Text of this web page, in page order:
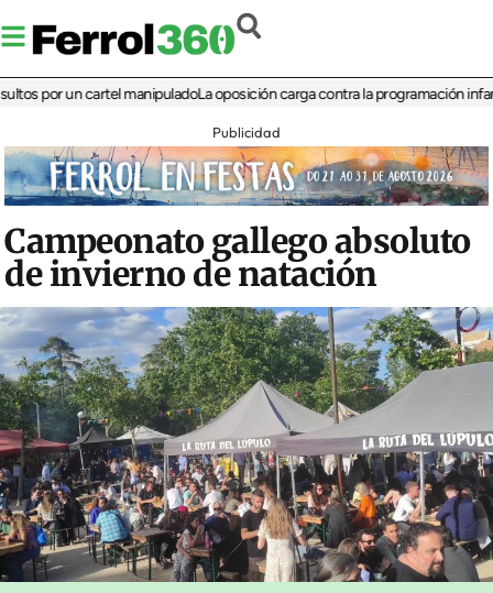
un cartel manipuladoLa oposición carga contra la programación infantil de
Publicidad
Campeonato gallego absoluto
de invierno de natación